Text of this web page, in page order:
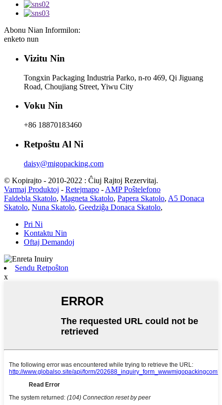
Abonu Nian Informilon:
enketo nun
Vizitu Nin
Tongxin Packaging Industria Parko, n-ro 469, Qi Jiguang
Road, Choujiang Street, Yiwu City
Voku Nin
+86 18870183460
Retpoŝtu Al Ni
daisy@migopacking.com
© Kopirajto - 2010-2022 : Ĉiuj Rajtoj Rezervitaj.
Varmaj Produktoj - Retejmapo - AMP Poŝtelefono
Faldebla Skatolo, Magneta Skatolo, Papera Skatolo, A5 Donaca
Skatolo, Nuna Skatolo, Geedziĝa Donaca Skatolo,
Pri Ni
Kontaktu Nin
Oftaj Demandoj
Sendu Retpoŝton
x